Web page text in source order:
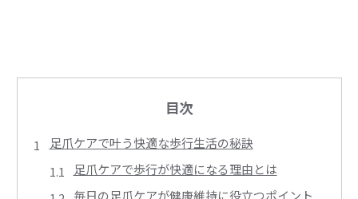
目次
足爪ケアで叶う快適な歩行生活の秘訣
足爪ケアで歩行が快適になる理由とは
毎日の足爪ケアが健康維持に役立つポイント